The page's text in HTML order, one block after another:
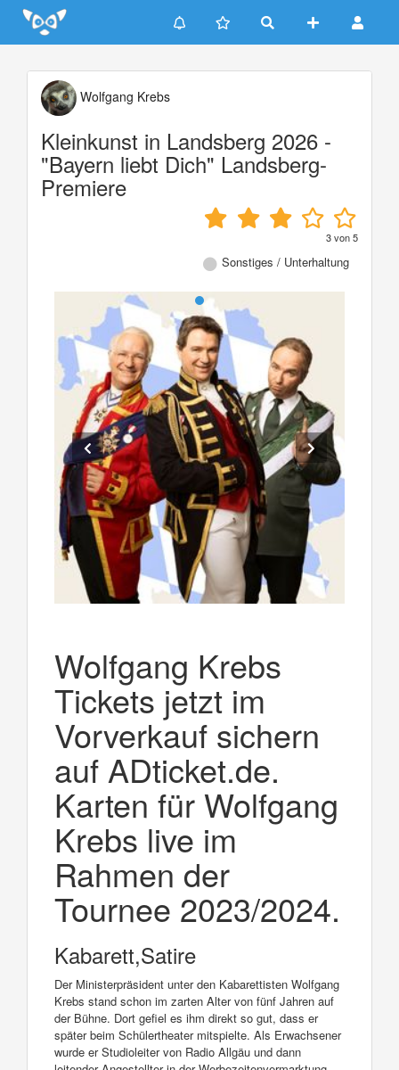
Update cookies preferences
Wolfgang Krebs
Kleinkunst in Landsberg 2026 -
"Bayern liebt Dich" Landsberg-
Premiere
3von5
Sonstiges / Unterhaltung
Wolfgang Krebs
Tickets jetzt im
Vorverkauf sichern
auf ADticket.de.
Karten für Wolfgang
Krebs live im
Rahmen der
Tournee 2023/2024.
Kabarett,Satire
Der Ministerpräsident unter den Kabarettisten Wolfgang
Krebs stand schon im zarten Alter von fünf Jahren auf
der Bühne. Dort gefiel es ihm direkt so gut, dass er
später beim Schülertheater mitspielte. Als Erwachsener
wurde er Studioleiter von Radio Allgäu und dann